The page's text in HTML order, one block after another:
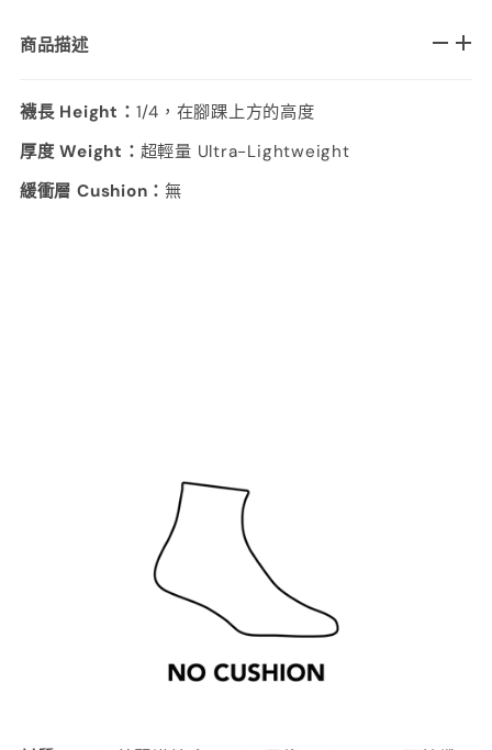
商品描述
襪長 Height： 1/4，在腳踝上方的高度
厚度 Weight： 超輕量 Ultra-Lightweight
緩衝層 Cushion：無